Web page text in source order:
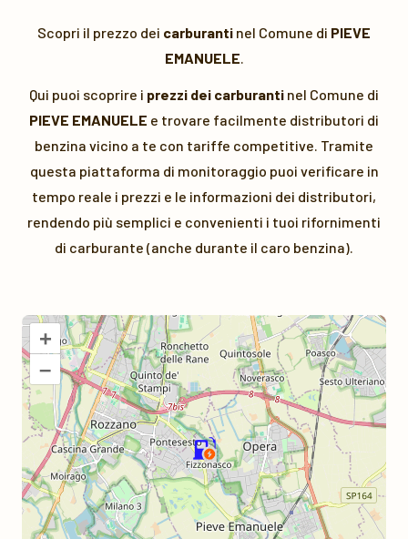
Scopri il prezzo dei carburanti nel Comune di PIEVE
EMANUELE.
Qui puoi scoprire i prezzi dei carburanti nel Comune di
PIEVE EMANUELE e trovare facilmente distributori di
benzina vicino a te con tariffe competitive. Tramite
questa piattaforma di monitoraggio puoi verificare in
tempo reale i prezzi e le informazioni dei distributori,
rendendo più semplici e convenienti i tuoi rifornimenti
di carburante (anche durante il caro benzina).
+
–